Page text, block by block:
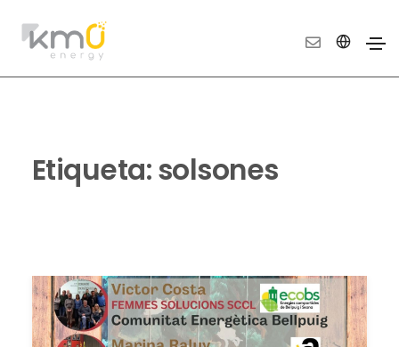
Etiqueta:solsones